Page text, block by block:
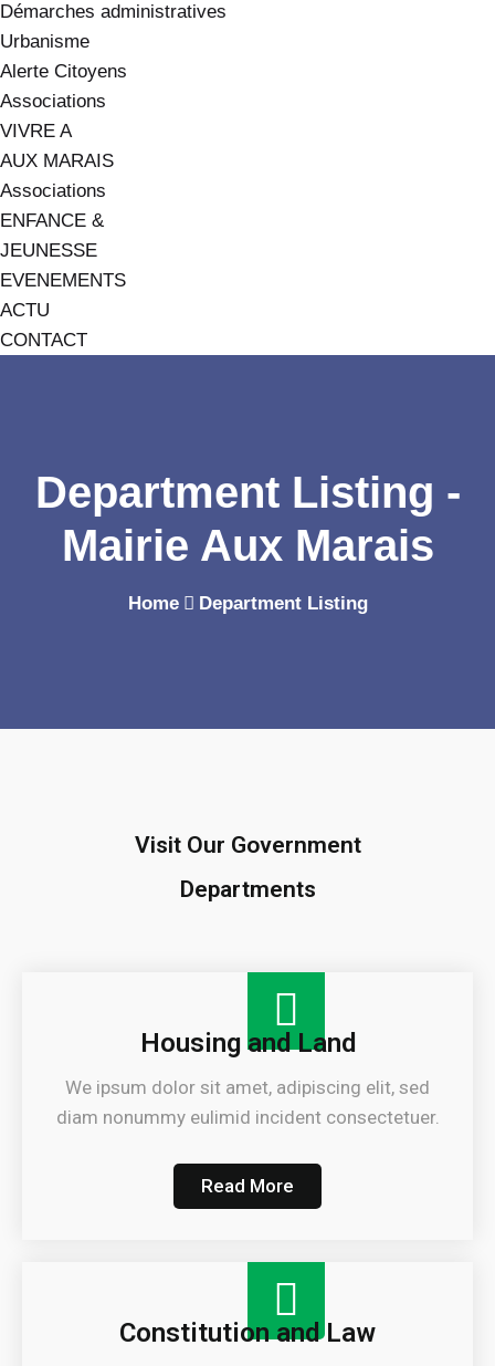
Démarches administratives
Urbanisme
Alerte Citoyens
Associations
VIVRE A
AUX MARAIS
Associations
ENFANCE &
JEUNESSE
EVENEMENTS
ACTU
CONTACT
Department Listing -
Mairie Aux Marais
Home Department Listing
Visit Our Government
Departments
Housing and Land
We ipsum dolor sit amet, adipiscing elit, sed
diam nonummy eulimid incident consectetuer.
Read More
Constitution and Law